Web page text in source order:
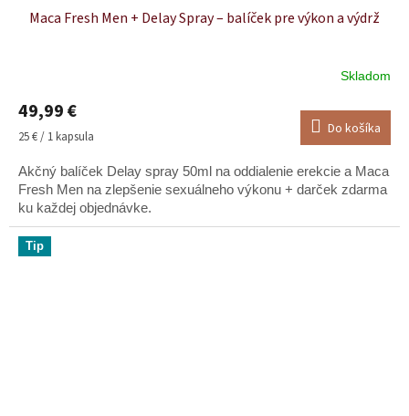
Maca Fresh Men + Delay Spray – balíček pre výkon a výdrž
Skladom
49,99 €
Jednotková
25 € / 1 kapsula Do košíka
Akčný balíček Delay spray 50ml na oddialenie erekcie a Maca
Fresh Men na zlepšenie sexuálneho výkonu + darček zdarma
ku každej objednávke.
Tip